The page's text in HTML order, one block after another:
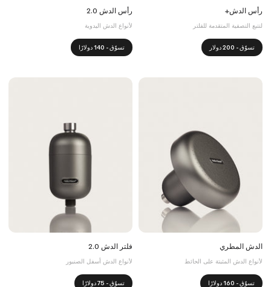
رأس الدش+
لتتبع التصفية المتقدمة للفلتر
تسوّق - 200 دولار
رأس الدش 2.0
لأنواع الدش اليدوية
تسوّق - 140 دولارًا
الدش المطري
لأنواع الدش المثبتة على الحائط
تسوّق - 160 دولارًا
فلتر الدش 2.0
لأنواع الدش أسفل الصنبور
تسوّق - 75 دولارًا